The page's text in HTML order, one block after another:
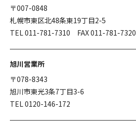
〒007-0848
札幌市東区北48条東19丁目2-5
TEL 011-781-7310 FAX 011-781-7320
旭川営業所
〒078-8343
旭川市東光3条7丁目3-6
TEL 0120-146-172